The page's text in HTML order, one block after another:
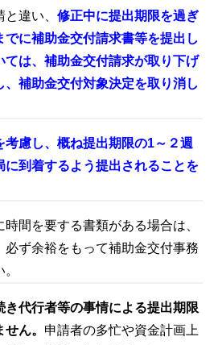
違い、 修正中に提出期限を過ぎ
でに補助金交付請求書等を提出し
ては、補助金交付請求が取り下げ
補助金交付対象決定を取り消し
考慮し、概ね提出期限の1～２週
に到着するよう提出されることを
間を要する書類がある場合は、
必ず余裕をもって補助金交付事務
き代行者等の事情による提出期限
ん。 申請者の多忙や資金計画上